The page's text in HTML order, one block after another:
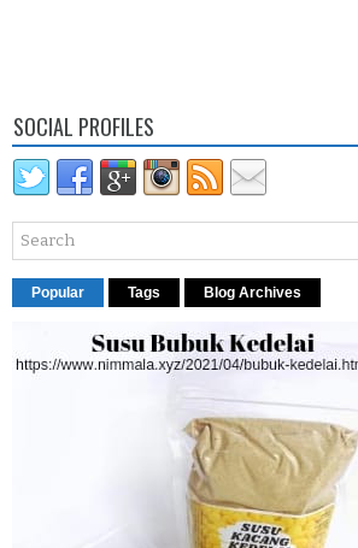
SOCIAL PROFILES
Popular Tags Blog Archives